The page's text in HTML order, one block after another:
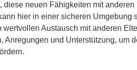
neuen Fähigkeiten mit
hier in einer sicheren Umgebung
Austausch mit anderen
Anregungen und Unterstützung, um